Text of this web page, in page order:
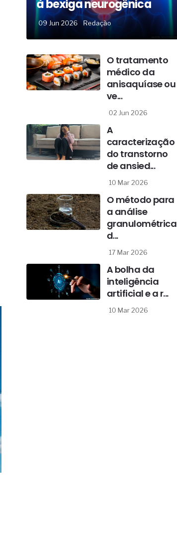
à bexiga neurogênica
09 Jun 2026 Redação
O tratamento
médico da
anisaquíase ou
ve...
02 Jun 2026
A
caracterização
do transtorno
de ansied...
10 Mar 2026
O método para
a análise
granulométrica
d...
17 Mar 2026
A bolha da
inteligência
artificial e a r...
10 Mar 2026